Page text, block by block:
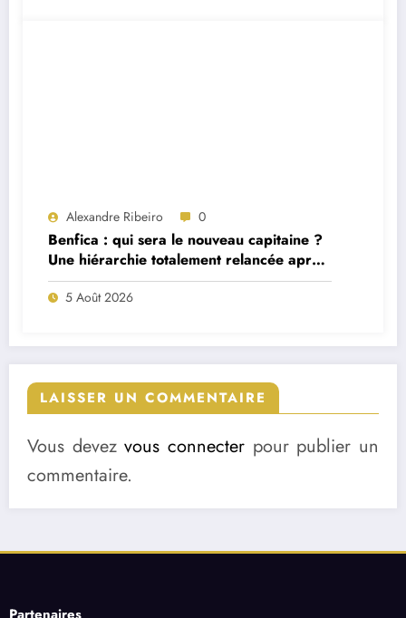
Alexandre Ribeiro 0
Benfica : qui sera le nouveau capitaine ?
Une hiérarchie totalement relancée après
deux départs majeurs
5 Août 2026
LAISSER UN COMMENTAIRE
Vous devezvous connecter pour publier un
commentaire.